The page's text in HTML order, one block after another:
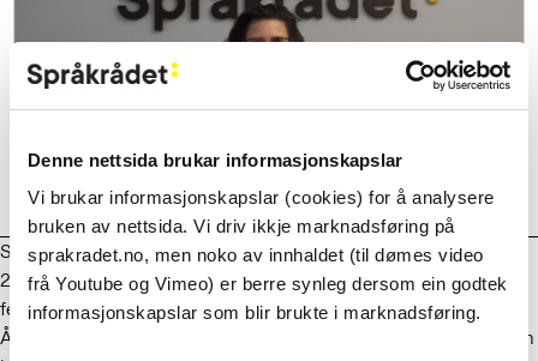
Denne nettsida brukar informasjonskapslar
Vi brukar informasjonskapslar (cookies) for å analysere
bruken av nettsida. Vi driv ikkje marknadsføring på
sprakradet.no, men noko av innhaldet (til dømes video
frå Youtube og Vimeo) er berre synleg dersom ein godtek
informasjonskapslar som blir brukte i marknadsføring.
Skrevet av: Språkrådet
25. mars er den nasjonale tegnspråkdagen. Vi gratulerer og
feirer dagen med å kåre årets tegn 2024.
Årets tegn velges på grunnlag av det som har preget året som
Vennligst godta markedsføringskapsler for å se denne
videoen.